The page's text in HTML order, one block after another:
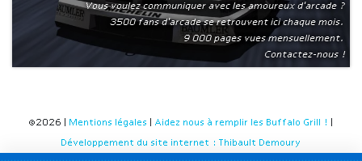
Vous voulez communiquer avec les amoureux d'arcade ?
3500 fans d'arcade se retrouvent ici chaque mois.
9 000 pages vues mensuellement.
Contactez-nous !
©2026 | Mentions légales Aidez nous à remplir les Buffalo Grill !
Développement du site internet : Thibault Demoury